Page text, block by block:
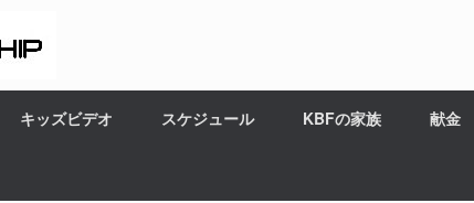
キッズビデオ スケジュール KBFの家族 献金